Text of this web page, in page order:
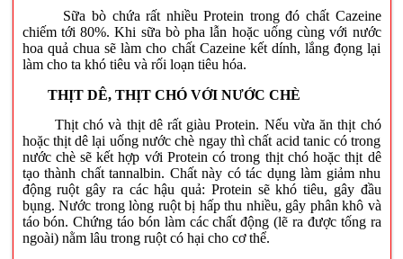
Sữa bò chứa rất nhiều Protein trong đó chất Cazeine
chiếm tới 80%. Khi sữa bò pha lẫn hoặc uống cùng với nước
hoa quả chua sẽ làm cho chất Cazeine kết dính, lắng đọng lại
làm cho ta khó tiêu và rối loạn tiêu hóa.
THỊT DÊ, THỊT CHÓ VỚI NƯỚC CHÈ
Thịt chó và thịt dê rất giàu Protein. Nếu vừa ăn thịt chó
hoặc thịt dê lại uống nước chè ngay thì chất acid tanic có trong
nước chè sẽ kết hợp với Protein có trong thịt chó hoặc thịt dê
tạo thành chất tannalbin. Chất này có tác dụng làm giảm nhu
động ruột gây ra các hậu quả: Protein sẽ khó tiêu, gây đầu
bụng. Nước trong lòng ruột bị hấp thu nhiều, gây phân khô và
táo bón. Chứng táo bón làm các chất động (lẽ ra được tống ra
ngoài) nằm lâu trong ruột có hại cho cơ thể.